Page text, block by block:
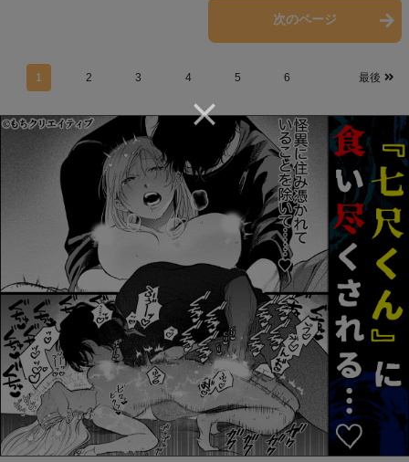
次のページ
1 2 3 4 5 6 最後